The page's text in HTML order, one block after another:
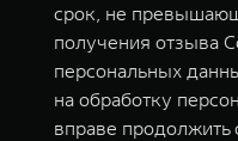
срок, не
получения отзыва
персональных
на обработку
вправе продолжить